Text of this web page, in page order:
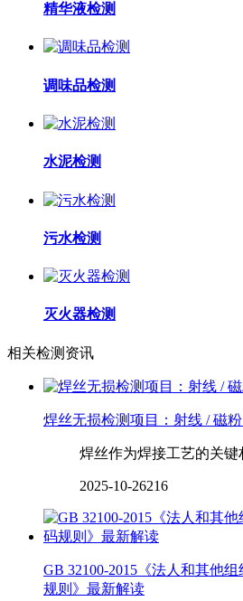
精华液检测
调味品检测
水泥检测
污水检测
灭火器检测
相关检测资讯
焊丝无损检测项目：射线 / 磁
焊丝作为焊接工艺的关键
2025-10-26216
GB 32100-2015《法人和其他
规则》最新解读